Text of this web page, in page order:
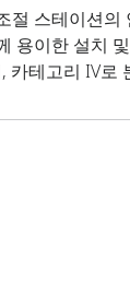
절 스테이션
용이한 설치
카테고리 IV로